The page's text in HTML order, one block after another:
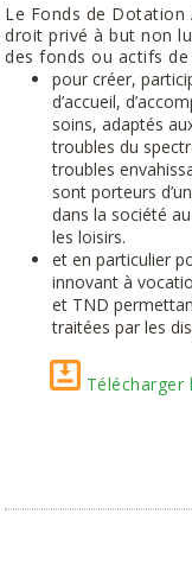
Le Fonds de Dotation
droit privé à but non
des fonds ou actifs
pour créer,
d’accueil,
soins, adaptés
troubles du
troubles
sont porteurs
dans la société
les loisirs.
et en particulier
innovant à
et TND
traitées par les